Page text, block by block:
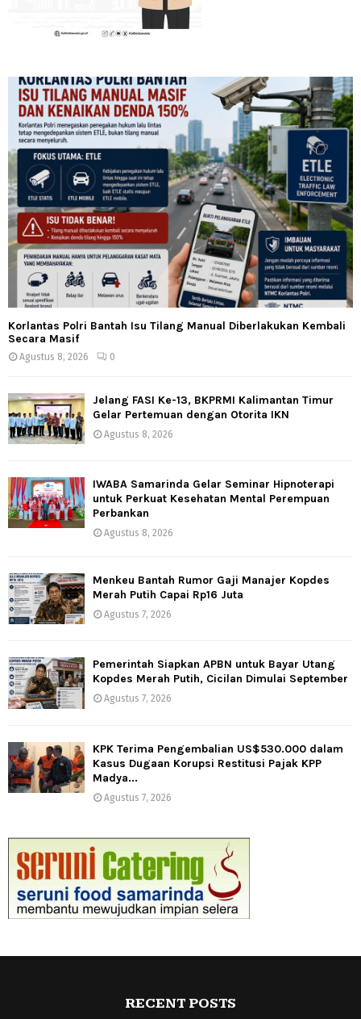
Korlantas Polri Bantah Isu Tilang Manual Diberlakukan Kembali
Secara Masif
Agustus 8, 2026 0
Jelang FASI Ke-13, BKPRMI Kalimantan Timur
Gelar Pertemuan dengan Otorita IKN
Agustus 8, 2026
IWABA Samarinda Gelar Seminar Hipnoterapi
untuk Perkuat Kesehatan Mental Perempuan
Perbankan
Agustus 8, 2026
Menkeu Bantah Rumor Gaji Manajer Kopdes
Merah Putih Capai Rp16 Juta
Agustus 7, 2026
Pemerintah Siapkan APBN untuk Bayar Utang
Kopdes Merah Putih, Cicilan Dimulai September
Agustus 7, 2026
KPK Terima Pengembalian US$530.000 dalam
Kasus Dugaan Korupsi Restitusi Pajak KPP
Madya...
Agustus 7, 2026
RECENT POSTS